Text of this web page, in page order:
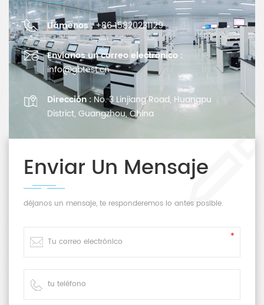
Llámenos :+86 15820231129
Envíanos un correo electrónico :
info@gbtest.cn
Dirección : No. 3 Linjiang Road, Huangpu
District, Guangzhou, China
Enviar Un Mensaje
déjanos un mensaje, te responderemos lo antes posible.